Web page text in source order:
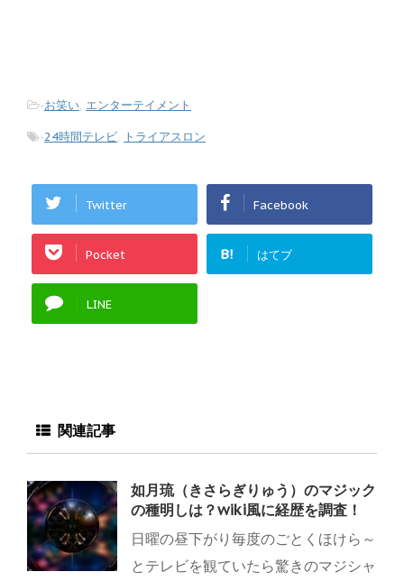
-お笑い, エンターテイメント
-24時間テレビ, トライアスロン
Twitter Facebook
Pocket B! はてブ
LINE
関連記事
如月琉（きさらぎりゅう）のマジック
の種明しは？wiki風に経歴を調査！
日曜の昼下がり毎度のごとくほけら～
とテレビを観ていたら驚きのマジシャ